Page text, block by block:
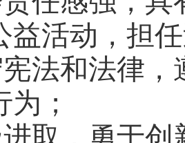
益活动，担
法和法律
；